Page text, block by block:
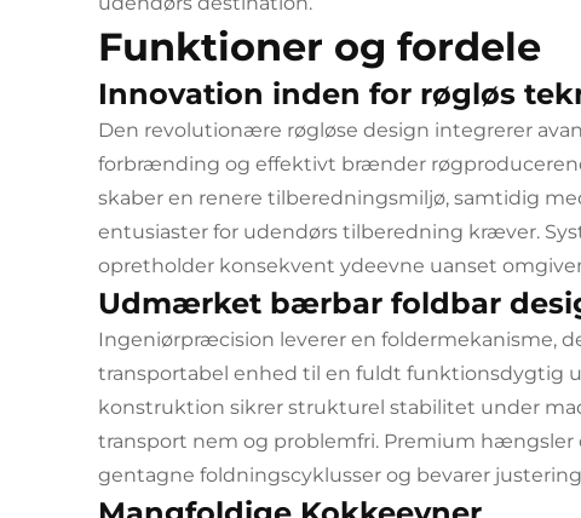
Funktioner og fordele
Innovation inden for røgløs
Den revolutionære røgløse design integrerer
forbrænding og effektivt brænder
skaber en renere tilberedningsmiljø, samtidig
entusiaster for udendørs tilberedning kræver.
opretholder konsekvent ydeevne uanset
Udmærket bærbar foldbar
Ingeniørpræcision leverer en foldermekanisme,
transportabel enhed til en fuldt funktionsdygtig
konstruktion sikrer strukturel stabilitet under
transport nem og problemfri. Premium
gentagne foldningscyklusser og bevarer